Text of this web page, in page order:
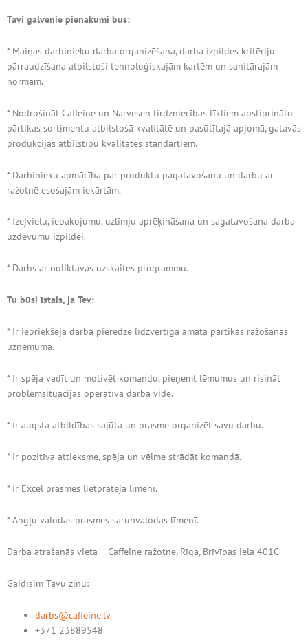
Tavi galvenie pienākumi būs:
* Maiņas darbinieku darba organizēšana, darba izpildes kritēriju
pārraudzīšana atbilstoši tehnoloģiskajām kartēm un sanitārajām
normām.
* Nodrošināt Caffeine un Narvesen tirdzniecības tīkliem apstiprināto
pārtikas sortimentu atbilstošā kvalitātē un pasūtītajā apjomā, gatavās
produkcijas atbilstību kvalitātes standartiem.
* Darbinieku apmācība par produktu pagatavošanu un darbu ar
ražotnē esošajām iekārtām.
* Izejvielu, iepakojumu, uzlīmju aprēķināšana un sagatavošana darba
uzdevumu izpildei.
* Darbs ar noliktavas uzskaites programmu.
Tu būsi īstais, ja Tev:
* Ir iepriekšējā darba pieredze līdzvērtīgā amatā pārtikas ražošanas
uzņēmumā.
* Ir spēja vadīt un motivēt komandu, pieņemt lēmumus un risināt
problēmsituācijas operatīvā darba vidē.
* Ir augsta atbildības sajūta un prasme organizēt savu darbu.
* Ir pozitīva attieksme, spēja un vēlme strādāt komandā.
* Ir Excel prasmes lietpratēja līmenī.
* Angļu valodas prasmes sarunvalodas līmenī.
Darba atrašanās vieta – Caffeine ražotne, Rīga, Brīvības iela 401C
Gaidīsim Tavu ziņu:
darbs@caffeine.lv
+371 23889548